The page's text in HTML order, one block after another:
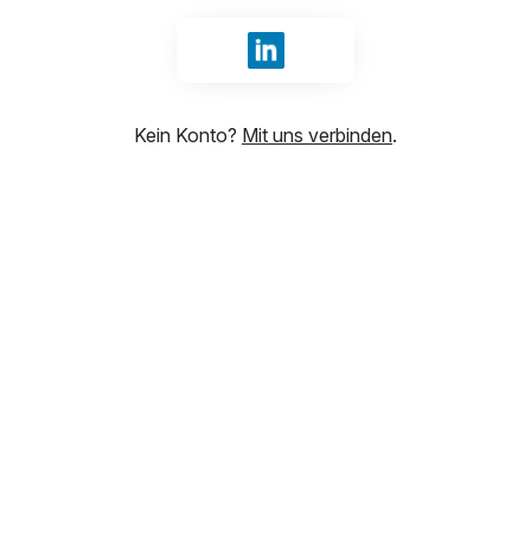
Anmelden mit LinkedIn
Kein Konto? Mit uns verbinden.